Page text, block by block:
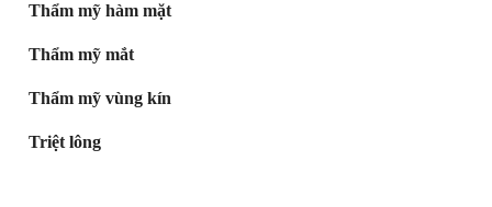
Thẩm mỹ hàm mặt
Thẩm mỹ mắt
Thẩm mỹ vùng kín
Triệt lông